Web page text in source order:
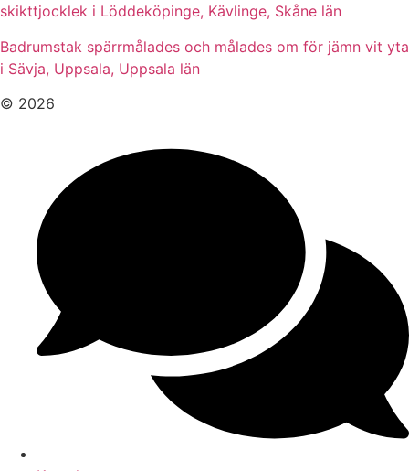
skikttjocklek i Löddeköpinge, Kävlinge, Skåne län
Badrumstak spärrmålades och målades om för jämn vit yta
i Sävja, Uppsala, Uppsala län
© 2026